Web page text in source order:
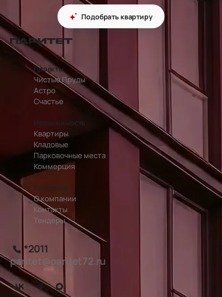
Подобрать квартиру
перейти на главную страницу
Проекты
Чистые Пруды
Астро
Счастье
Недвижимость
Квартиры
Кладовые
Парковочные места
Коммерция
Компания
О компании
Контакты
Тендеры
*2011
paritet@paritet72.ru